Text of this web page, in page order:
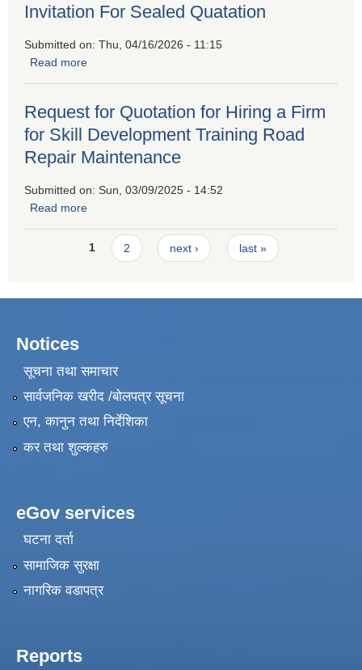
Invitation For Sealed Quatation
Submitted on: Thu, 04/16/2026 - 11:15
Read more
Request for Quotation for Hiring a Firm
for Skill Development Training Road
Repair Maintenance
Submitted on: Sun, 03/09/2025 - 14:52
Read more
Pages1 2 next › last »
Notices
सूचना तथा समाचार
सार्वजनिक खरीद /बोलपत्र सूचना
एन, कानुन तथा निर्देशिका
कर तथा शुल्कहरु
eGov services
घटना दर्ता
सामाजिक सुरक्षा
नागरिक वडापत्र
Reports